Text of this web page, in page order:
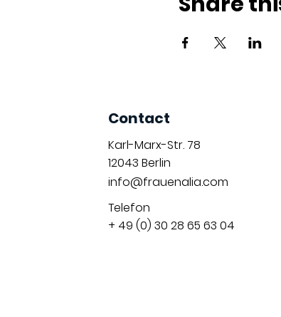
Contact
Karl-Marx-Str. 78
12043 Berlin
info@frauenalia.com
Telefon
+ 49 (0) 30 28 65 63 04